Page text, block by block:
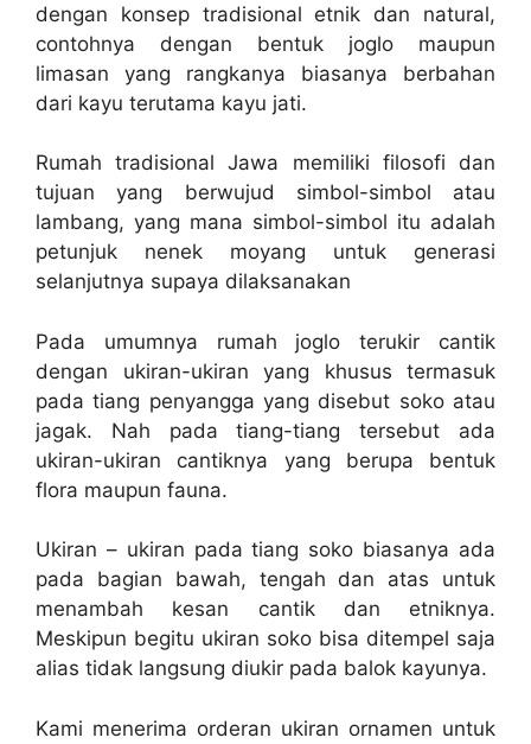
dengan konsep tradisional etnik dan natural,
contohnya dengan bentuk joglo maupun
limasan yang rangkanya biasanya berbahan
dari kayu terutama kayu jati.
Rumah tradisional Jawa memiliki filosofi dan
tujuan yang berwujud simbol-simbol atau
lambang, yang mana simbol-simbol itu adalah
petunjuk nenek moyang untuk generasi
selanjutnya supaya dilaksanakan
Pada umumnya rumah joglo terukir cantik
dengan ukiran-ukiran yang khusus termasuk
pada tiang penyangga yang disebut soko atau
jagak. Nah pada tiang-tiang tersebut ada
ukiran-ukiran cantiknya yang berupa bentuk
flora maupun fauna.
Ukiran – ukiran pada tiang soko biasanya ada
pada bagian bawah, tengah dan atas untuk
menambah kesan cantik dan etniknya.
Meskipun begitu ukiran soko bisa ditempel saja
alias tidak langsung diukir pada balok kayunya.
Kami menerima orderan ukiran ornamen untuk